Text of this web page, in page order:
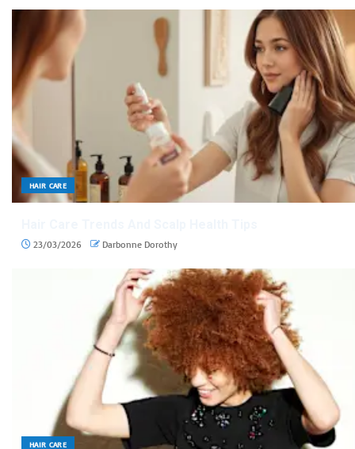
HAIR CARE
23/03/2026 Darbonne Dorothy
HAIR CARE